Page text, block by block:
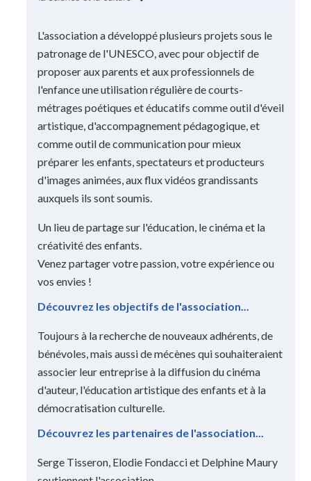
L'association a développé plusieurs projets sous le
patronage de l'UNESCO, avec pour objectif de
proposer aux parents et aux professionnels de
l'enfance une utilisation régulière de courts-
métrages poétiques et éducatifs comme outil d'éveil
artistique, d'accompagnement pédagogique, et
comme outil de communication pour mieux
préparer les enfants, spectateurs et producteurs
d'images animées, aux flux vidéos grandissants
auxquels ils sont soumis.
Un lieu de partage sur l'éducation, le cinéma et la
créativité des enfants.
Venez partager votre passion, votre expérience ou
vos envies !
Découvrez les objectifs de l'association...
Toujours à la recherche de nouveaux adhérents, de
bénévoles, mais aussi de mécènes qui souhaiteraient
associer leur entreprise à la diffusion du cinéma
d'auteur, l'éducation artistique des enfants et à la
démocratisation culturelle.
Découvrez les partenaires de l'association...
Serge Tisseron, Elodie Fondacci et Delphine Maury